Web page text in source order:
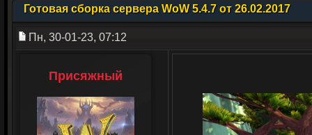
Готовая сборка сервера WoW 5.4.7 от 26.02.2017
Пн, 30-01-23, 07:12
Присяжный